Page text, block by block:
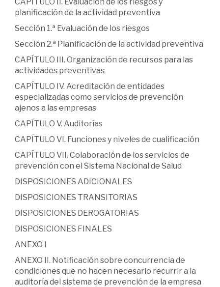
planificación de la actividad preventiva
Sección 1.ª Evaluación de los riesgos
Sección 2.ª Planificación de la actividad preventiva
CAPÍTULO III. Organización de recursos para las
actividades preventivas
CAPÍTULO IV. Acreditación de entidades
especializadas como servicios de prevención
ajenos a las empresas
CAPÍTULO V. Auditorías
CAPÍTULO VI. Funciones y niveles de cualificación
CAPÍTULO VII. Colaboración de los servicios de
prevención con el Sistema Nacional de Salud
DISPOSICIONES ADICIONALES
DISPOSICIONES TRANSITORIAS
DISPOSICIONES DEROGATORIAS
DISPOSICIONES FINALES
ANEXO I
ANEXO II. Notificación sobre concurrencia de
condiciones que no hacen necesario recurrir a la
auditoría del sistema de prevención de la empresa